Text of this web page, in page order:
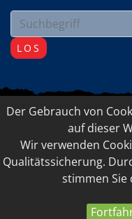
Der Gebrauch von
auf dieser
Wir verwenden
Qualitätssicherung.
stimmen Sie
LOS
© 2026 Elfriede
IMPRESSUM